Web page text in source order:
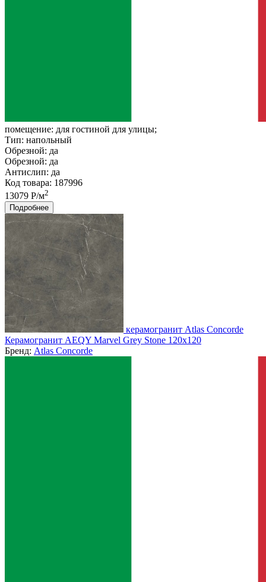
помещение: для гостиной для улицы;
Тип: напольный
Обрезной: да
Обрезной: да
Антислип: да
Код товара: 187996
13079 Р/м2
Подробнее
керамогранит Atlas Concorde
Керамогранит AEQY Marvel Grey Stone 120x120
Бренд: Atlas Concorde